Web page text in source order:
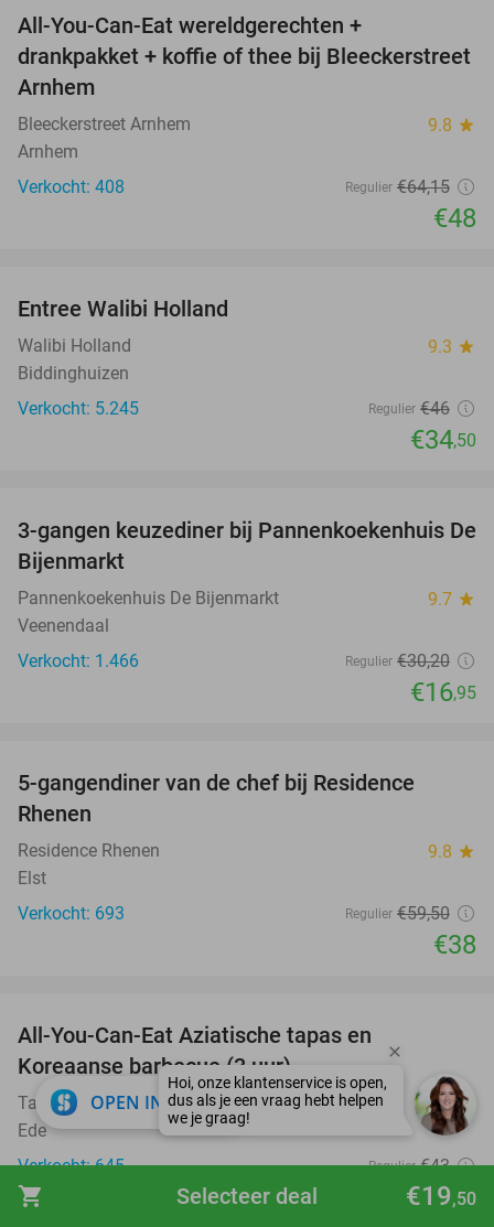
shopping_cart €19,50
Selecteer deal
All-You-Can-Eat wereldgerechten +
drankpakket + koffie of thee bij Bleeckerstreet
Arnhem
Bleeckerstreet Arnhem 9.8 star
Arnhem
Verkocht: 408
Regulier €64,15
€48
Entree Walibi Holland
Walibi Holland 9.3 star
Biddinghuizen
Verkocht: 5.245
Regulier €46
€34,50
44%
3-gangen keuzediner bij Pannenkoekenhuis De
Bijenmarkt
Pannenkoekenhuis De Bijenmarkt 9.7 star
Veenendaal
Verkocht: 1.466
Regulier €30,20
€16,95
5-gangendiner van de chef bij Residence
Rhenen
Residence Rhenen 9.8 star
Elst
Verkocht: 693
Regulier €59,50
€38
All-You-Can-Eat Aziatische tapas en
Koreaanse barbecue (3 uur)
Tapasia 9.9star
Ede
Verkocht: 645
Regulier €43
€33
OPEN IN APP close